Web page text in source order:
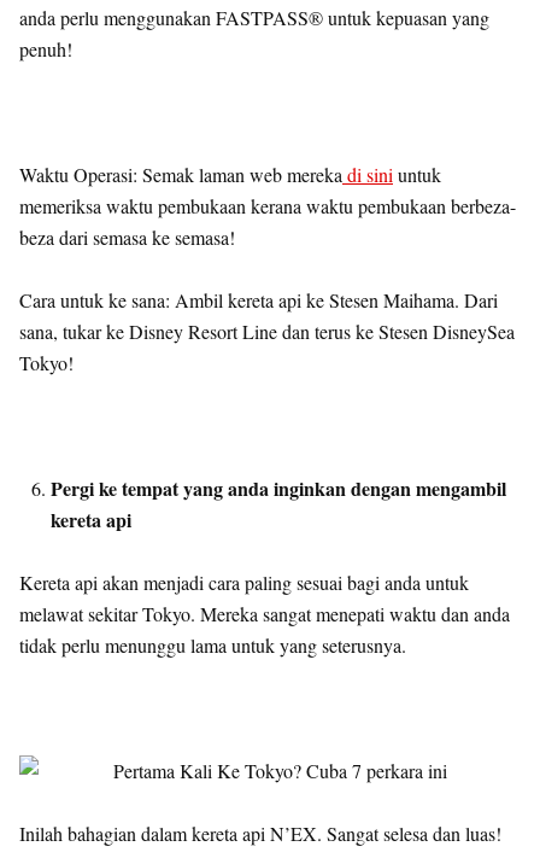
anda perlu menggunakan FASTPASS® untuk kepuasan yang
penuh!
Waktu Operasi: Semak laman web mereka di sini untuk
memeriksa waktu pembukaan kerana waktu pembukaan berbeza-
beza dari semasa ke semasa!
Cara untuk ke sana: Ambil kereta api ke Stesen Maihama. Dari
sana, tukar ke Disney Resort Line dan terus ke Stesen DisneySea
Tokyo!
Pergi ke tempat yang anda inginkan dengan mengambil
kereta api
Kereta api akan menjadi cara paling sesuai bagi anda untuk
melawat sekitar Tokyo. Mereka sangat menepati waktu dan anda
tidak perlu menunggu lama untuk yang seterusnya.
Inilah bahagian dalam kereta api N’EX. Sangat selesa dan luas!